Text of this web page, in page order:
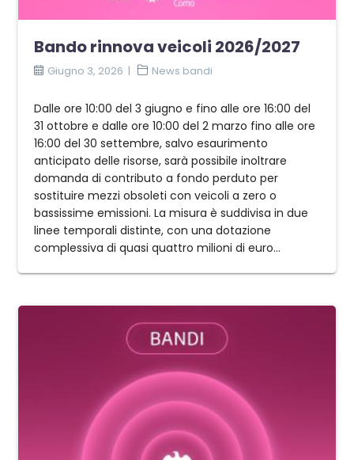
Bando rinnova veicoli 2026/2027
Giugno 3, 2026 News bandi
Dalle ore 10:00 del 3 giugno e fino alle ore 16:00 del
31 ottobre e dalle ore 10:00 del 2 marzo fino alle ore
16:00 del 30 settembre, salvo esaurimento
anticipato delle risorse, sarà possibile inoltrare
domanda di contributo a fondo perduto per
sostituire mezzi obsoleti con veicoli a zero o
bassissime emissioni. La misura è suddivisa in due
linee temporali distinte, con una dotazione
complessiva di quasi quattro milioni di euro...